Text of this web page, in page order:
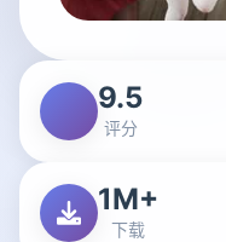
9.5
评分
1M+
下载